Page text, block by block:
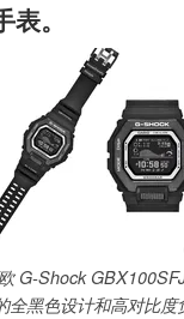
。
G-Shock
全黑色设计和高对比度